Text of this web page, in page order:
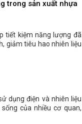
trong sản xuất nhựa
tiết kiệm năng lượng đã
giảm tiêu hao nhiên liệu
dụng điện và nhiên liệu
của nhiều cơ quan,